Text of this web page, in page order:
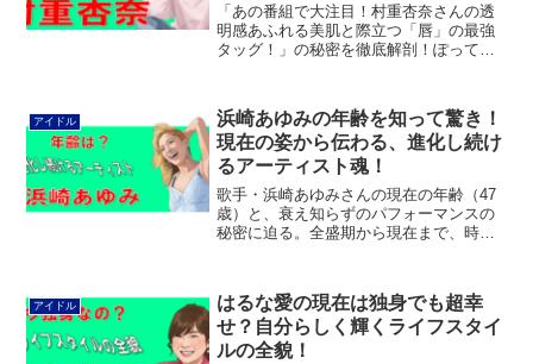
「あの番組で大注目！村重杏奈さんの透
明感あふれる美肌と際立つ「唇」の最強
タッグ！」の秘密を徹底解剖！ぽってり
して美肌と唇のバランスがなぜ最強なの
かをファン目線で深掘りします。
アイドル
浜崎あゆみの年齢を知って驚き！
現在の姿から伝わる、進化し続け
るアーティスト魂！
歌手・浜崎あゆみさんの現在の年齢（47
歳）と、衰え知らずのパフォーマンスの
秘密に迫る。全盛期から現在まで、時代
最新ツアーでの驚異的なビジュアルと、
ファンへのメッセージを詳しく紹介しま
す。
アイドル
はるな愛の現在は独身でも超幸
せ？自分らしく輝くライフスタイ
ルの全貌！